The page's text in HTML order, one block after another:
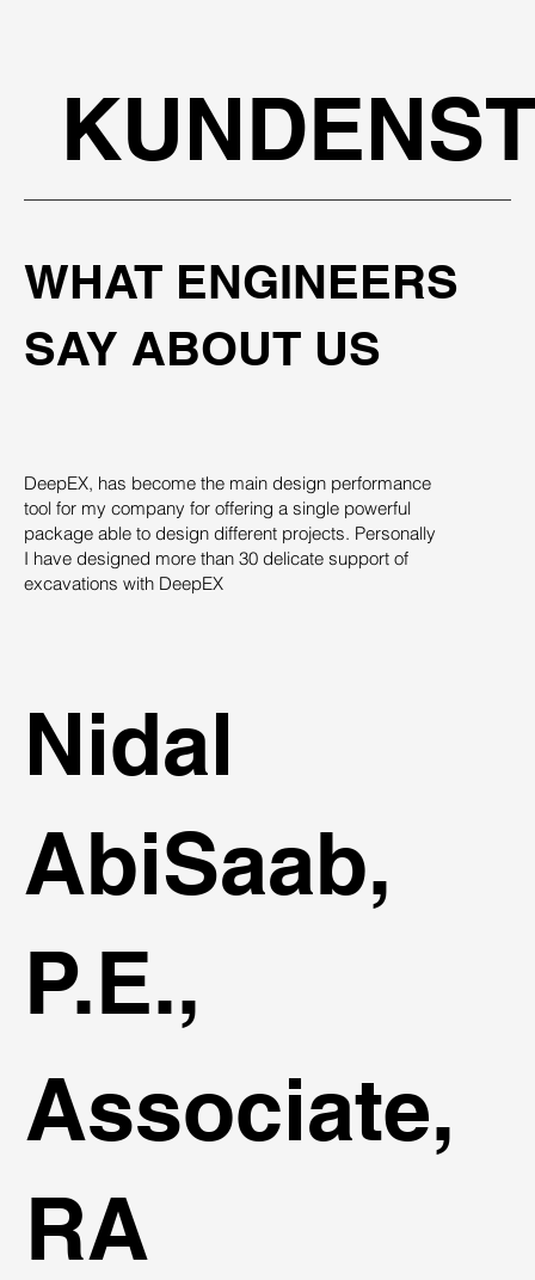
WHAT ENGINEERS
SAY ABOUT US
DeepEX, has become the main design performance
tool for my company for offering a single powerful
package able to design different projects. Personally
I have designed more than 30 delicate support of
excavations with DeepEX
Nidal
AbiSaab,
P.E.,
Associate,
RA